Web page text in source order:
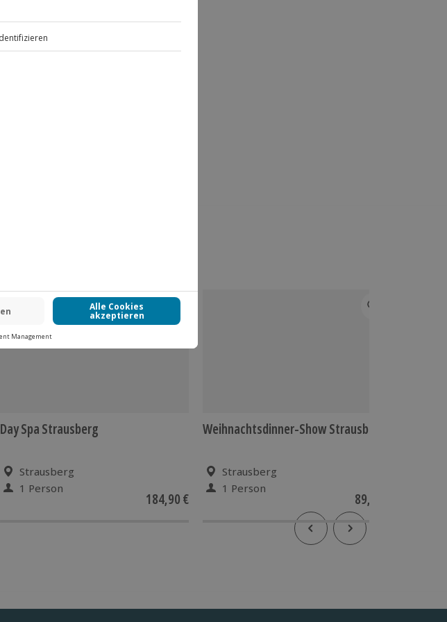
Day Spa Strausberg
Strausberg
1 Person
184,90 €
Weihnachtsdinner-Show Strausberg
Strausberg
1 Person
89,90 €